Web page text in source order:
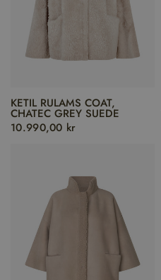
KETIL RULAMS COAT,
CHATEC GREY SUEDE
10.990,00 kr